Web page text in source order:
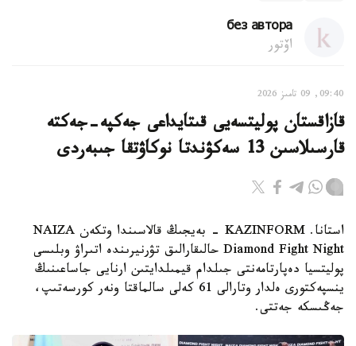
без автора
اۆتور
09:40, 09 تامىز 2026
قازاقستان پوليتسەيى قىتايداعى جەكپە-جەكتە
قارسىلاسىن 13 سەكۋندتا نوكاۋتقا جىبەردى
استانا. KAZINFORM - بەيجىڭ قالاسىندا وتكەن NAIZA
Diamond Fight Night حالىقارالىق تۋرنيرىندە اتىراۋ وبلىسى
پوليتسيا دەپارتامەنتى جىلدام قيمىلدايتىن ارنايى جاساعىنىڭ
ينسپەكتورى ەلدار وتارالى 61 كەلى سالماقتا ونەر كورسەتىپ،
جەڭىسكە جەتتى.